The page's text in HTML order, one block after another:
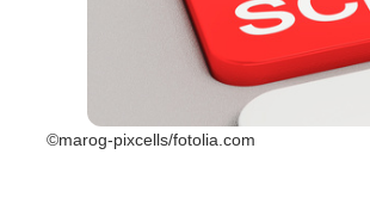
©marog-pixcells/fotolia.com